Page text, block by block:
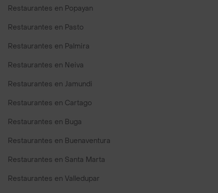
Restaurantes en Popayan
Restaurantes en Pasto
Restaurantes en Palmira
Restaurantes en Neiva
Restaurantes en Jamundi
Restaurantes en Cartago
Restaurantes en Buga
Restaurantes en Buenaventura
Restaurantes en Santa Marta
Restaurantes en Valledupar